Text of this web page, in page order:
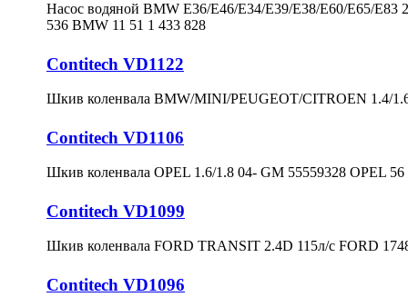
Насос водяной BMW E36/E46/E34/E39/E38/E60/E65/
536 BMW 11 51 1 433 828
Contitech VD1122
Шкив коленвала BMW/MINI/PEUGEOT/CITROEN 1.4/
Contitech VD1106
Шкив коленвала OPEL 1.6/1.8 04- GM 55559328 OPEL 56
Contitech VD1099
Шкив коленвала FORD TRANSIT 2.4D 115л/с FORD
Contitech VD1096